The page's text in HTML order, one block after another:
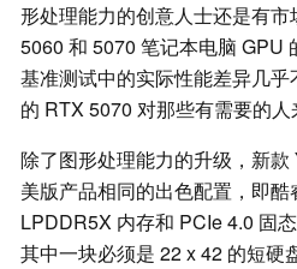
形处理能力的创意人士还是有
5060 和 5070 笔记本电脑 GPU
基准测试中的实际性能差异几
的 RTX 5070 对那些有需要的人
除了图形处理能力的升级，新
美版产品相同的出色配置，即酷
LPDDR5X 内存和 PCIe 4.0 固
其中一块必须是 22 x 42 的短硬